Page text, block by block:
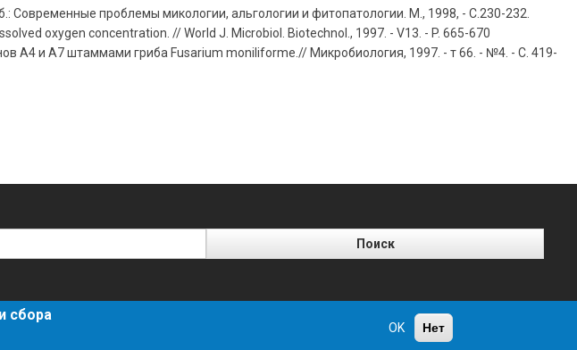
проблемы микологии, альгологии и фитопатологии. М., 1998, - С.230-232.
oxygen concentration. // World J. Microbiol. Biotechnol., 1997. - V13. - P. 665-670
А4 и А7 штаммами гриба Fusarium moniliforme.// Микробиология, 1997. - т 66. - №4. - С. 419-
сбора
OK Нет